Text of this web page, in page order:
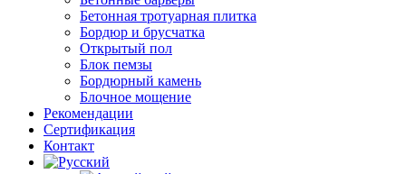
Бетонная тротуарная плитка
Бордюр и брусчатка
Открытый пол
Блок пемзы
Бордюрный камень
Блочное мощение
Рекомендации
Сертификация
Контакт